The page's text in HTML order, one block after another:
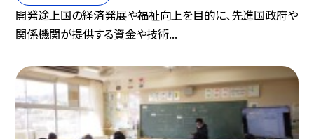
開発途上国の経済発展や福祉向上を目的に、先進国政府や
関係機関が提供する資金や技術...